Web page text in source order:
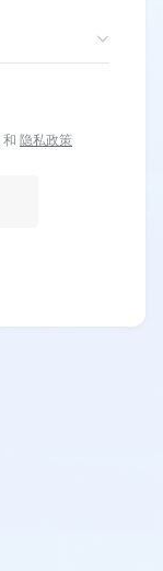
和 隐私政策